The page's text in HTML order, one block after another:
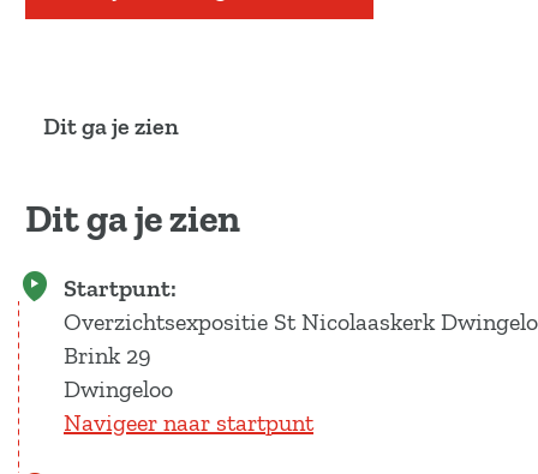
Dit ga je zien
Dit ga je zien
Startpunt:
Overzichtsexpositie St Nicolaaskerk
Brink 29
Dwingeloo
Navigeer naar startpunt